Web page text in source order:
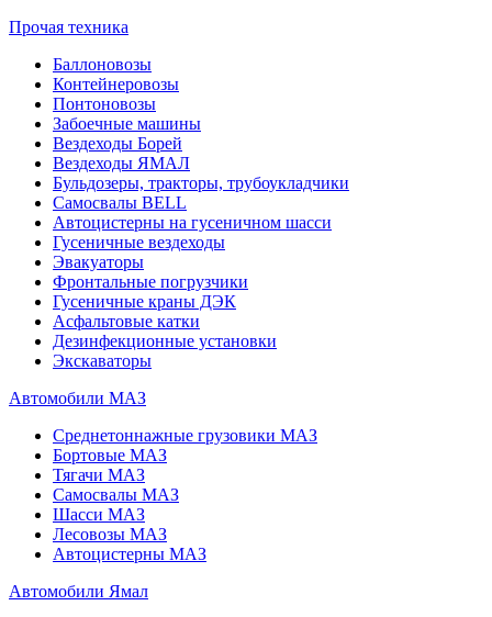
Прочая техника
Баллоновозы
Контейнеровозы
Понтоновозы
Забоечные машины
Вездеходы Борей
Вездеходы ЯМАЛ
Бульдозеры, тракторы, трубоукладчики
Самосвалы BELL
Автоцистерны на гусеничном шасси
Гусеничные вездеходы
Эвакуаторы
Фронтальные погрузчики
Гусеничные краны ДЭК
Асфальтовые катки
Дезинфекционные установки
Экскаваторы
Автомобили МАЗ
Среднетоннажные грузовики МАЗ
Бортовые МАЗ
Тягачи МАЗ
Самосвалы МАЗ
Шасси МАЗ
Лесовозы МАЗ
Автоцистерны МАЗ
Автомобили Ямал